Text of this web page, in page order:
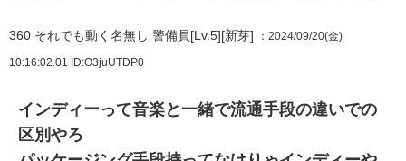
360 それでも動く名無し 警備員[Lv.5][新芽] ：2024/09/20(金)
10:16:02.01 ID:O3juUTDP0
インディーって音楽と一緒で流通手段の違いでの
区別やろ